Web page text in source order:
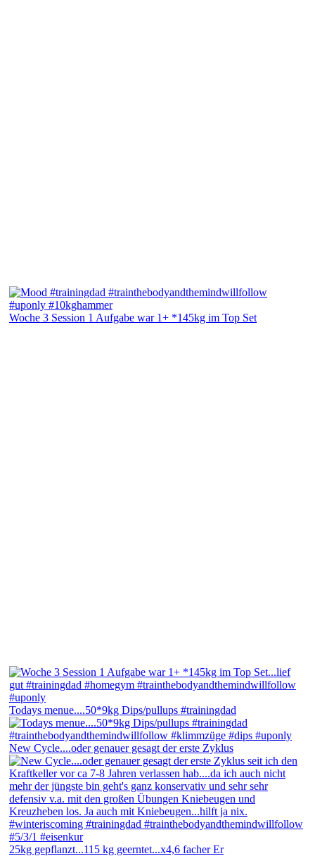
Woche 3 Session 1 Aufgabe war 1+ *145kg im Top Set
Todays menue....50*9kg Dips/pullups #trainingdad
New Cycle....oder genauer gesagt der erste Zyklus
25kg gepflanzt...115 kg geerntet...x4,6 facher Er